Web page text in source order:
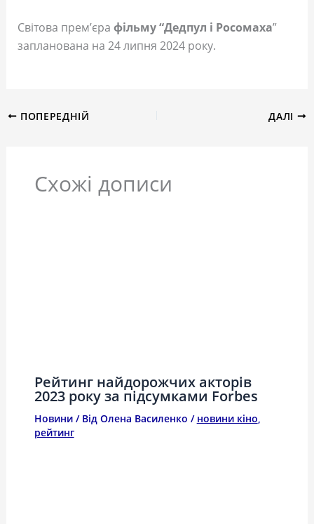
Світова прем’єра фільму “Дедпул і Росомаха”
запланована на 24 липня 2024 року.
ПОПЕРЕДНІЙ ДАЛІ
Схожі дописи
Рейтинг найдорожчих акторів
2023 року за підсумками Forbes
Новини/ Від Олена Василенко / новини кіно
рейтинг